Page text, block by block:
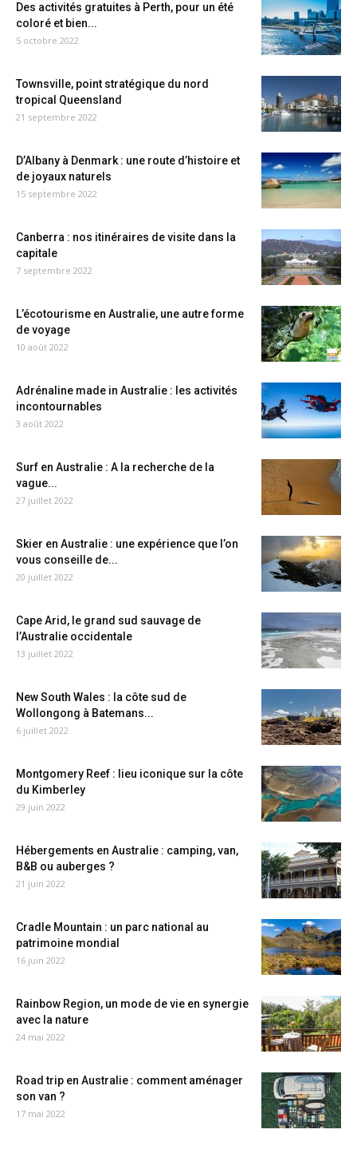
Des activités gratuites à Perth, pour un été
coloré et bien...
5 octobre 2022
Townsville, point stratégique du nord
tropical Queensland
21 septembre 2022
D’Albany à Denmark : une route d’histoire et
de joyaux naturels
15 septembre 2022
Canberra : nos itinéraires de visite dans la
capitale
7 septembre 2022
L’écotourisme en Australie, une autre forme
de voyage
10 août 2022
Adrénaline made in Australie : les activités
incontournables
3 août 2022
Surf en Australie : A la recherche de la
vague...
27 juillet 2022
Skier en Australie : une expérience que l’on
vous conseille de...
20 juillet 2022
Cape Arid, le grand sud sauvage de
l’Australie occidentale
13 juillet 2022
New South Wales : la côte sud de
Wollongong à Batemans...
6 juillet 2022
Montgomery Reef : lieu iconique sur la côte
du Kimberley
29 juin 2022
Hébergements en Australie : camping, van,
B&B ou auberges ?
21 juin 2022
Cradle Mountain : un parc national au
patrimoine mondial
16 juin 2022
Rainbow Region, un mode de vie en synergie
avec la nature
24 mai 2022
Road trip en Australie : comment aménager
son van ?
17 mai 2022